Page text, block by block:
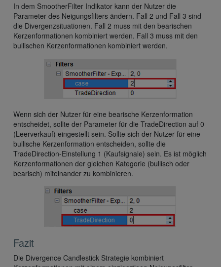
In dem SmootherFilter Indikator kann der Nutzer die
Parameter des Neigungsfilters ändern. Fall 2 und Fall 3 sind
die Divergenzsituationen. Fall 2 muss mit den bearischen
Kerzenformationen kombiniert werden. Fall 3 muss mit den
bullischen Kerzenformationen kombiniert werden.
Wenn sich der Nutzer für eine bearische Kerzenformation
entscheidet, sollte der Parameter für die TradeDirection auf 0
(Leerverkauf) eingestellt sein. Sollte sich der Nutzer für eine
bullische Kerzenformation entscheiden, sollte die
TradeDirection-Einstellung 1 (Kaufsignale) sein. Es ist möglich
Kerzenformationen der gleichen Kategorie (bullisch oder
bearisch) miteinander zu kombinieren.
Fazit
Die Divergence Candlestick Strategie kombiniert